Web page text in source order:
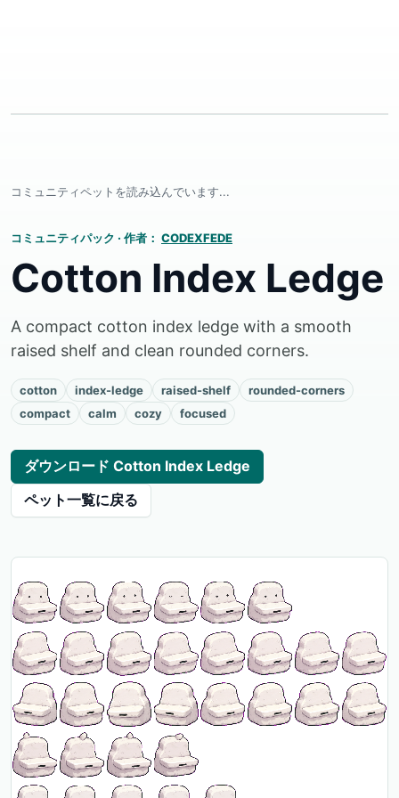
コミュニティペットを読み込んでいます...
コミュニティパック · 作者： CODEXFEDE
Cotton Index Ledge
A compact cotton index ledge with a smooth
raised shelf and clean rounded corners.
cotton index-ledge raised-shelf
rounded-corners
compact
calm cozy focused
ダウンロード Cotton Index Ledge
ペット一覧に戻る